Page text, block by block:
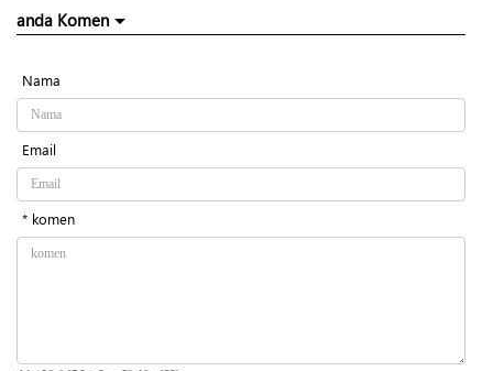
anda Komen
Nama
Email
* komen